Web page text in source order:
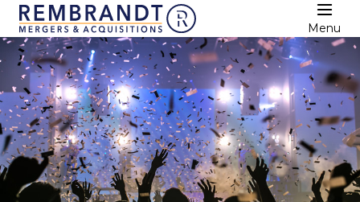
Menu